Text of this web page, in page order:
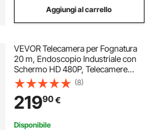
Aggiungi al carrello
VEVOR Telecamera per Fognatura
20 m, Endoscopio Industriale con
Schermo HD 480P, Telecamere
Idrauliche a Serpente Impermeabili
IP68 con 6 LED e Scheda da 16 GB
per Tubi di Condotta Fognaria
(8)
21990€
Disponibile